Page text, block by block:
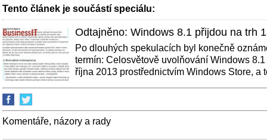
Tento článek je součástí speciálu:
Odtajněno: Windows 8.1 přijdou na trh
Po dlouhých spekulacích byl konečně
termín: Celosvětově uvolňování Windows
října 2013 prostřednictvím Windows Store, a
Komentáře, názory a rady